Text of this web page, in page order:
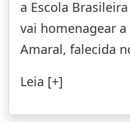
a Escola
vai homenagear
Amaral, falecida
Leia [+]